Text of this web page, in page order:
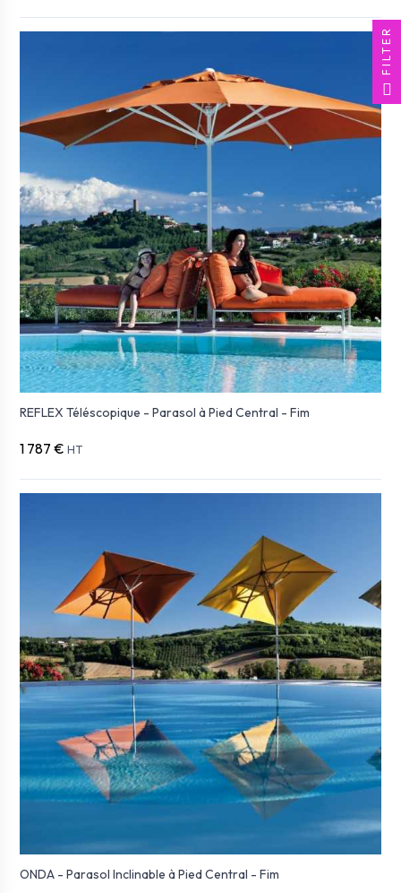
REFLEX Téléscopique - Parasol à Pied Central - Fim
1 787 € HT
ONDA - Parasol Inclinable à Pied Central - Fim
FILTER